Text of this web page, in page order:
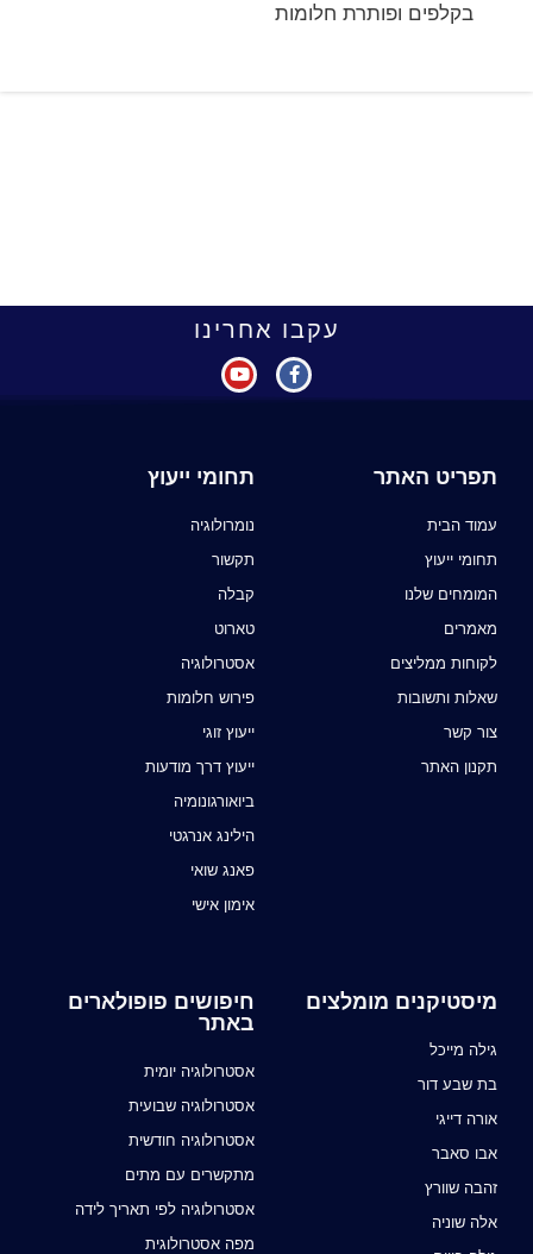
בקלפים ופותרת חלומות
עקבו אחרינו
תפריט האתר
עמוד הבית
תחומי ייעוץ
המומחים שלנו
מאמרים
לקוחות ממליצים
שאלות ותשובות
צור קשר
תקנון האתר
תחומי ייעוץ
נומרולוגיה
תקשור
קבלה
טארוט
אסטרולוגיה
פירוש חלומות
ייעוץ זוגי
ייעוץ דרך מודעות
ביואורגונומיה
הילינג אנרגטי
פאנג שואי
אימון אישי
מיסטיקנים מומלצים
גילה מייכל
בת שבע דור
אורה דייגי
אבו סאבר
זהבה שוורץ
אלה שוניה
חיפושים פופולארים
באתר
אסטרולוגיה יומית
אסטרולוגיה שבועית
אסטרולוגיה חודשית
מתקשרים עם מתים
אסטרולוגיה לפי תאריך לידה
מפה אסטרולוגית